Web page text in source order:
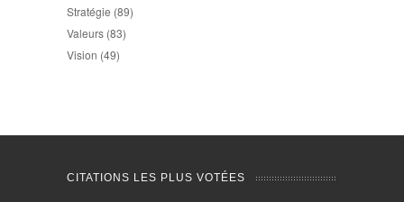
Stratégie (89)
Valeurs (83)
Vision (49)
CITATIONS LES PLUS VOTÉES